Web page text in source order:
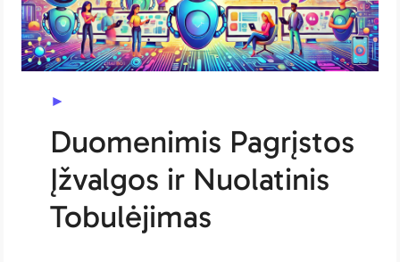
Duomenimis Pagrįstos
Įžvalgos ir Nuolatinis
Tobulėjimas